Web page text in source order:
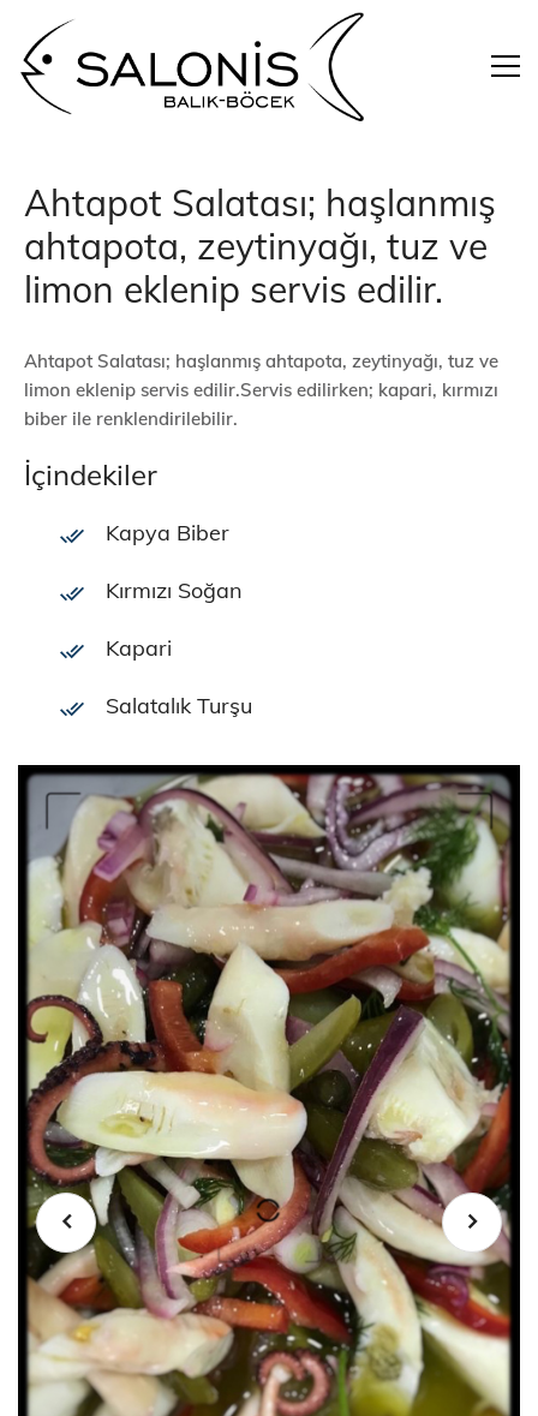
Ahtapot Salatası; haşlanmış
ahtapota, zeytinyağı, tuz ve
limon eklenip servis edilir.
Ahtapot Salatası; haşlanmış ahtapota, zeytinyağı, tuz ve
limon eklenip servis edilir.Servis edilirken; kapari, kırmızı
biber ile renklendirilebilir.
İçindekiler
Kapya Biber
Kırmızı Soğan
Kapari
Salatalık Turşu